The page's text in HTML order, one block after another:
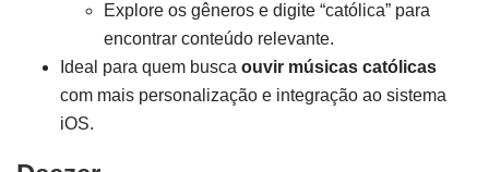
Explore os gêneros e digite “católica” para
encontrar conteúdo relevante.
Ideal para quem busca ouvir músicas católicas
com mais personalização e integração ao sistema
iOS.